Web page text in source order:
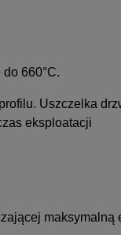
660°C.
Uszczelka
eksploatacji
maksymalną